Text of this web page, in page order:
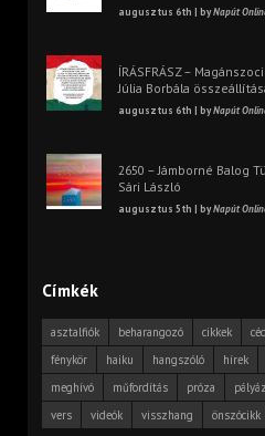
augusztus 6th | byNapút
ÍRÁSFRÁSZ –
Júlia Borbála
augusztus 6th | byNapút
2650 – Jámborné Balog
Sári László
augusztus 5th | byNapút
Címkék
asztalfiók beharangozó cikkek
fénykör
haiku hangszóló hírek
meghívó
műfordítás próza
vers
videók visszhang önszócikk